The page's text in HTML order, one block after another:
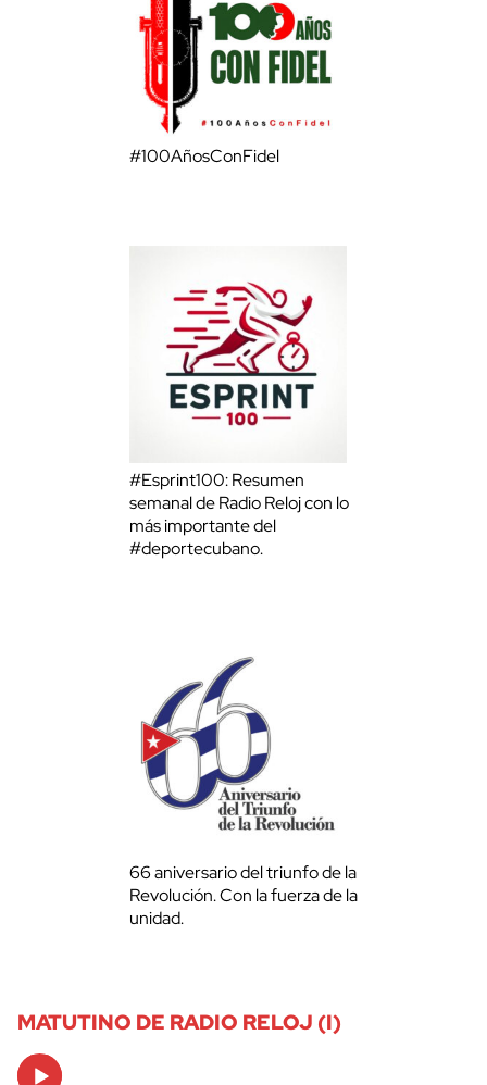
#100AñosConFidel
#Esprint100: Resumen
semanal de Radio Reloj con lo
más importante del
#deportecubano.
66 aniversario del triunfo de la
Revolución. Con la fuerza de la
unidad.
MATUTINO DE RADIO RELOJ (I)
Audio